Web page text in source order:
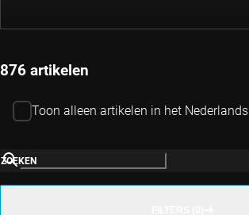
876 artikelen
Toon alleen artikelen in het Nederlands
ZOEKEN